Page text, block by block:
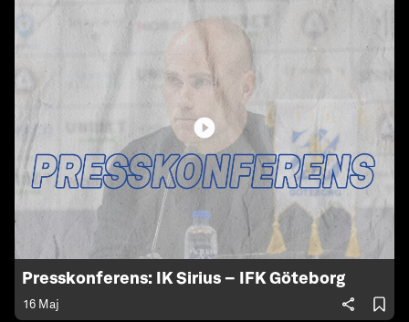
Presskonferens: IK Sirius – IFK Göteborg
16 Maj